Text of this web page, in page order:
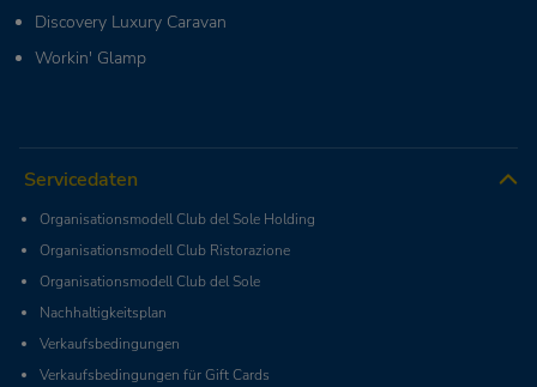
Discovery Luxury Caravan
Workin' Glamp
Servicedaten
Organisationsmodell Club del Sole Holding
Organisationsmodell Club Ristorazione
Organisationsmodell Club del Sole
Nachhaltigkeitsplan
Verkaufsbedingungen
Verkaufsbedingungen für Gift Cards